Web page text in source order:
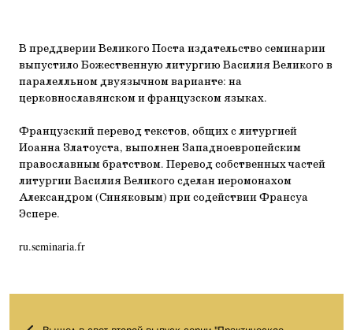
В преддверии Великого Поста издательство семинарии
выпустило Божественную литургию Василия Великого в
паралелльном двуязычном варианте: на
церковнославянском и французском языках.
Французский перевод текстов, общих с литургией
Иоанна Златоуста, выполнен Западноевропейским
православным братством. Перевод собственных частей
литургии Василия Великого сделан иеромонахом
Александром (Синяковым) при содействии Франсуа
Эспере.
ru.seminaria.fr